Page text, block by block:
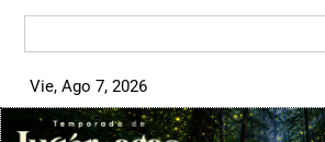
Vie, Ago 7, 2026